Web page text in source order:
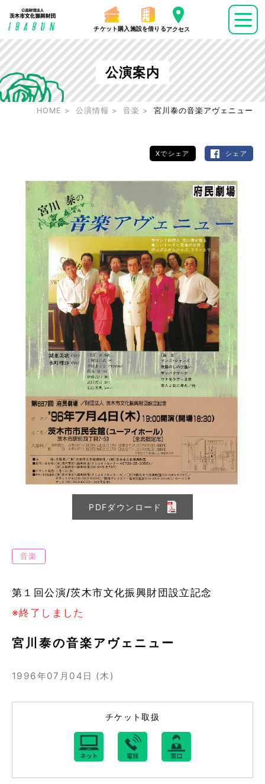
チケット購入 施設を借りるアクセス
公演案内
HOME 公演情報 音楽 宮川泰の音楽アヴェニュー
Xでシェア シェア
PDFダウンロード
音楽
第１回公演/茨木市文化振興財団設立記念
※終了しました
宮川泰の音楽アヴェニュー
1996年07月04日 (木)
チケット取扱